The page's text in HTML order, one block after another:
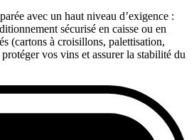
avec un haut niveau d’exigence :
sécurisé en caisse ou en
(cartons à croisillons, palettisation,
vos vins et assurer la stabilité du